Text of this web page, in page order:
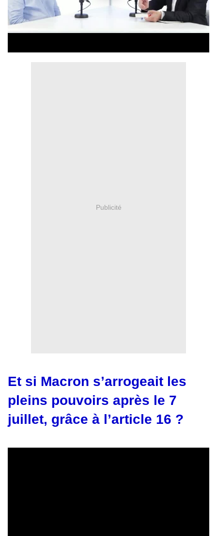
Publicité
Et si Macron s’arrogeait les
pleins pouvoirs après le 7
juillet, grâce à l’article 16 ?